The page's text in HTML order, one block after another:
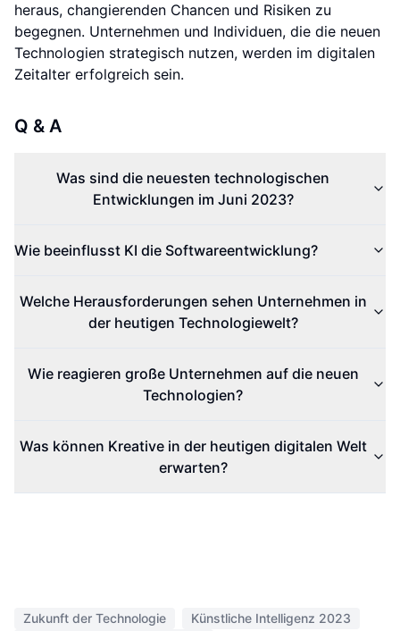
heraus, changierenden Chancen und Risiken zu
begegnen. Unternehmen und Individuen, die die neuen
Technologien strategisch nutzen, werden im digitalen
Zeitalter erfolgreich sein.
Q & A
Was sind die neuesten technologischen
Entwicklungen im Juni 2023?
Wie beeinflusst KI die Softwareentwicklung?
Welche Herausforderungen sehen Unternehmen in
der heutigen Technologiewelt?
Wie reagieren große Unternehmen auf die neuen
Technologien?
Was können Kreative in der heutigen digitalen Welt
erwarten?
Zukunft der Technologie
Künstliche Intelligenz 2023